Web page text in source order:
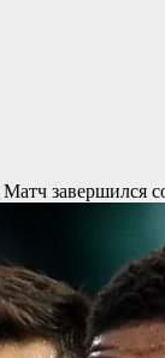
Матч завершился